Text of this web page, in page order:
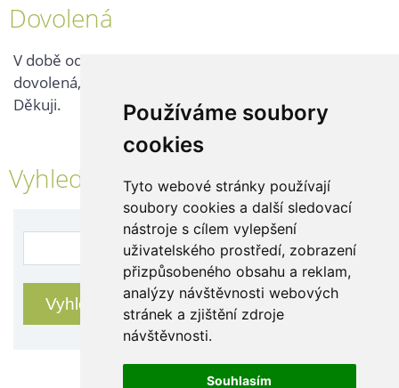
Používáme soubory
cookies
Tyto webové stránky používají
soubory cookies a další sledovací
nástroje s cílem vylepšení
uživatelského prostředí, zobrazení
přizpůsobeného obsahu a reklam,
analýzy návštěvnosti webových
stránek a zjištění zdroje
návštěvnosti.
Souhlasím
Dovolená
V době od 25. 7. - 2. 8. 2026 probíhá v naší firmě
dovolená, kontaktujte nás až po jejím ukončení.
Děkuji.
Vyhledávání